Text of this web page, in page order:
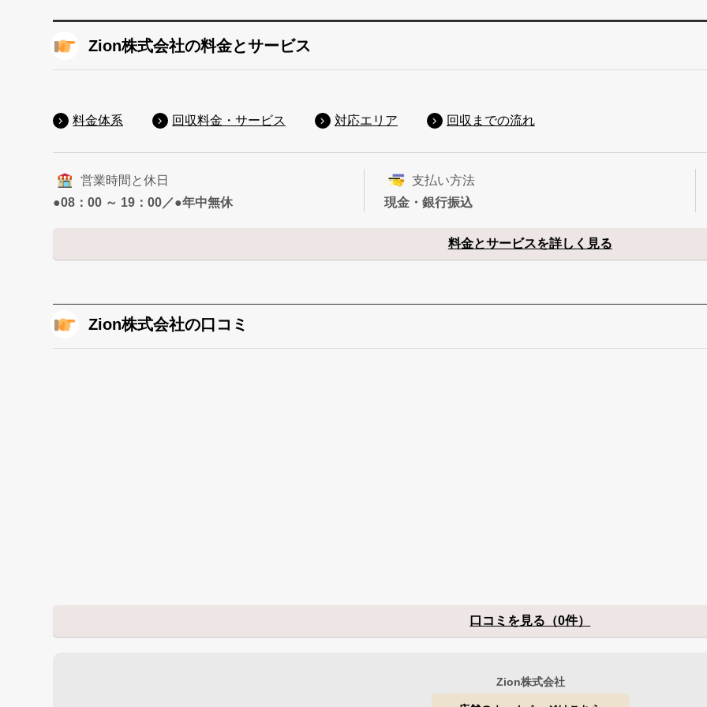
Zion株式会社の料金とサービス
料金体系 回収料金・サービス 対応エリア 回収までの流れ
営業時間と休日
●08：00 ～ 19：00／●年中無休
支払い方法
現金・銀行振込
料金とサービスを詳しく見る
Zion株式会社の口コミ
口コミを見る（0件）
Zion株式会社